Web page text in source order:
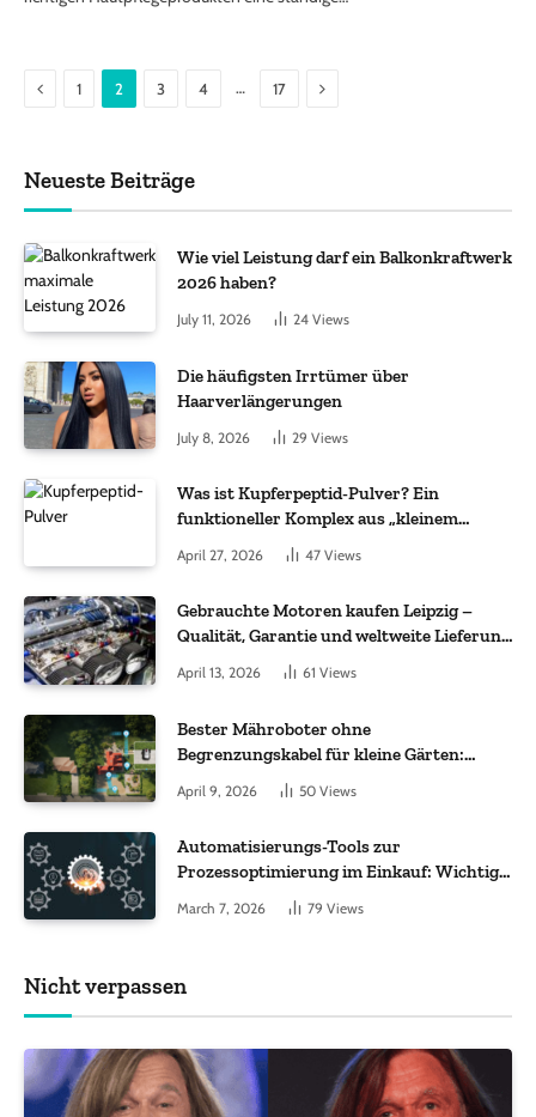
Previous
1 2 3 4 … 17 Next
Neueste Beiträge
Wie viel Leistung darf ein Balkonkraftwerk
2026 haben?
July 11, 2026 24 Views
Die häufigsten Irrtümer über
Haarverlängerungen
July 8, 2026 29 Views
Was ist Kupferpeptid-Pulver? Ein
funktioneller Komplex aus „kleinem
Molekül + Metall“
April 27, 2026 47 Views
Gebrauchte Motoren kaufen Leipzig –
Qualität, Garantie und weltweite Lieferung
April 13, 2026 61 Views
Bester Mähroboter ohne
Begrenzungskabel für kleine Gärten:
Worauf es bei 200 bis 500 m² wirklich
ankommt
April 9, 2026 50 Views
Automatisierungs-Tools zur
Prozessoptimierung im Einkauf: Wichtige
Funktionen, auf die Sie achten sollten
March 7, 2026 79 Views
Nicht verpassen